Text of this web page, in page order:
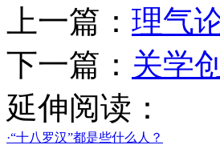
上一篇： 理气
下一篇： 关学
延伸阅读：
·“十八罗汉”都是些什么人？